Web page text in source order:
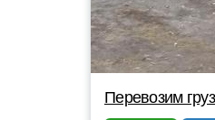
Перевозим